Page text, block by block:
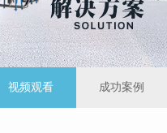
视频观看 成功案例